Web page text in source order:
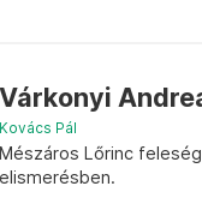
Várkonyi
Kovács Pál
Mészáros Lőrinc
elismerésben.